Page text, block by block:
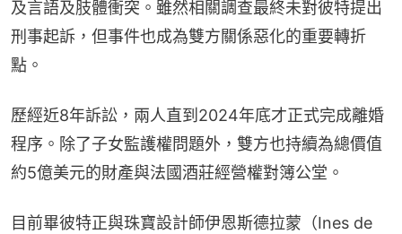
及言語及肢體衝突。雖然相關調查最終未對彼特提出
刑事起訴，但事件也成為雙方關係惡化的重要轉折
點。
歷經近8年訴訟，兩人直到2024年底才正式完成離婚
程序。除了子女監護權問題外，雙方也持續為總價值
約5億美元的財產與法國酒莊經營權對簿公堂。
目前畢彼特正與珠寶設計師伊恩斯德拉蒙（Ines de